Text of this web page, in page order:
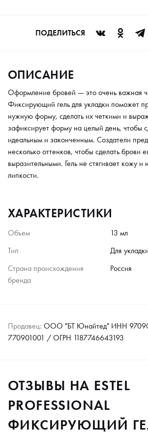
ПОДЕЛИТЬСЯ
ОПИСАНИЕ
Оформление бровей — это очень важная
Фиксирующий гель для укладки поможет
нужную форму, сделать их четкими и
зафиксирует форму на целый день, чтобы
идеальным и законченным. Создатели
несколько оттенков, чтобы сделать брови
выразительными. Гель не стягивает кожу
липкости.
ХАРАКТЕРИСТИКИ
Объем
13 мл
Тип
Для укладки
Страна происхождения
бренда
Россия
Продавец: ООО "БТ Юнайтед" ИНН
770901001 / ОГРН 1187746643193
ОТЗЫВЫ НА ESTEL
PROFESSIONAL
ФИКСИРУЮЩИЙ